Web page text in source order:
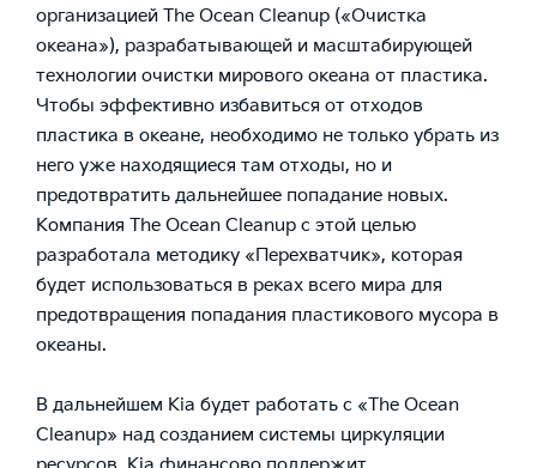
организацией The Ocean Cleanup («Очистка
океана»), разрабатывающей и масштабирующей
технологии очистки мирового океана от пластика.
Чтобы эффективно избавиться от отходов
пластика в океане, необходимо не только убрать из
него уже находящиеся там отходы, но и
предотвратить дальнейшее попадание новых.
Компания The Ocean Cleanup с этой целью
разработала методику «Перехватчик», которая
будет использоваться в реках всего мира для
предотвращения попадания пластикового мусора в
океаны.
В дальнейшем Kia будет работать с «The Ocean
Cleanup» над созданием системы циркуляции